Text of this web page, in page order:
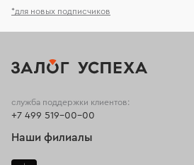
*для новых подписчиков
служба поддержки клиентов:
+7 499 519-00-00
Наши филиалы